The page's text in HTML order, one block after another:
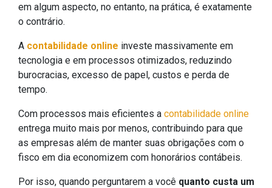
em algum aspecto, no entanto, na prática, é exatamente
o contrário.
A contabilidade online investe massivamente em
tecnologia e em processos otimizados, reduzindo
burocracias, excesso de papel, custos e perda de
tempo.
Com processos mais eficientes a contabilidade online
entrega muito mais por menos, contribuindo para que
as empresas além de manter suas obrigações com o
fisco em dia economizem com honorários contábeis.
Por isso, quando perguntarem a você quanto custa um